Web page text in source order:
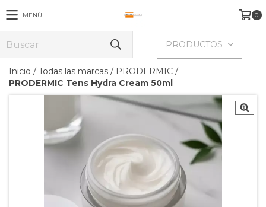
MENÚ 0
PRODUCTOS
Inicio / Todas las marcas / PRODERMIC /
PRODERMIC Tens Hydra Cream 50ml